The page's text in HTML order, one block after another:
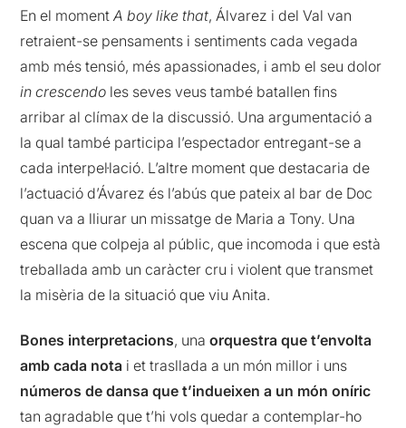
En el momentA boy like that, Álvarez i del Val van
retraient-se pensaments i sentiments cada vegada
amb més tensió, més apassionades, i amb el seu dolor
in crescendo les seves veus també batallen fins
arribar al clímax de la discussió. Una argumentació a
la qual també participa l’espectador entregant-se a
cada interpel·lació. L’altre moment que destacaria de
l’actuació d’Ávarez és l’abús que pateix al bar de Doc
quan va a lliurar un missatge de Maria a Tony. Una
escena que colpeja al públic, que incomoda i que està
treballada amb un caràcter cru i violent que transmet
la misèria de la situació que viu Anita.
Bones interpretacions, unaorquestra que t’envolta
amb cada nota i et trasllada a un món millor i uns
números de dansa que t’indueixen a un món oníric
tan agradable que t’hi vols quedar a contemplar-ho